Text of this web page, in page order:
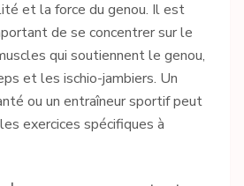
et la force du genou. Il est
de se concentrer sur le
qui soutiennent le genou,
et les ischio-jambiers. Un
ou un entraîneur sportif peut
exercices spécifiques à